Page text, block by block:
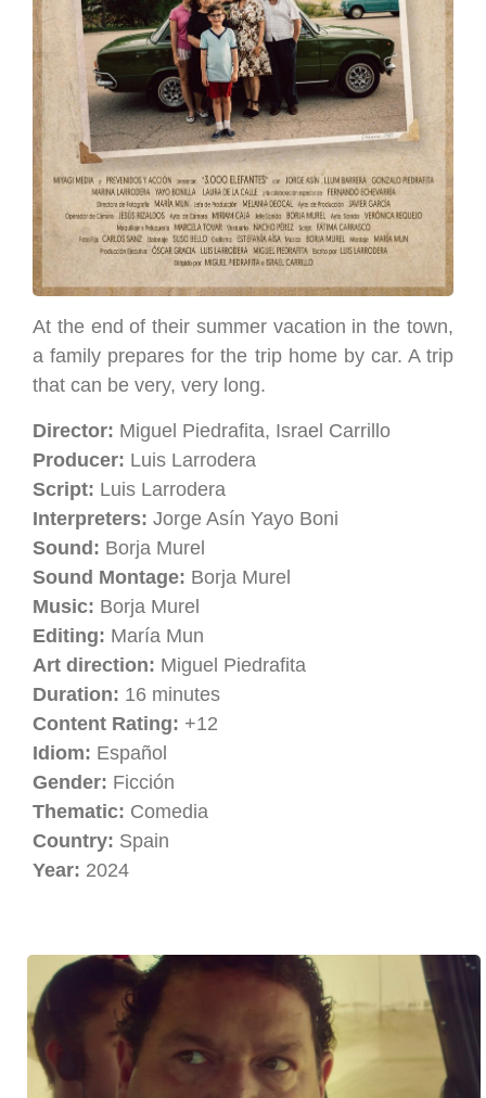
At the end of their summer vacation in the town,
a family prepares for the trip home by car. A trip
that can be very, very long.
Director: Miguel Piedrafita, Israel Carrillo
Producer: Luis Larrodera
Script: Luis Larrodera
Interpreters: Jorge Asín Yayo Boni
Sound: Borja Murel
Sound Montage: Borja Murel
Music: Borja Murel
Editing: María Mun
Art direction: Miguel Piedrafita
Duration: 16 minutes
Content Rating: +12
Idiom: Español
Gender: Ficción
Thematic: Comedia
Country: Spain
Year: 2024